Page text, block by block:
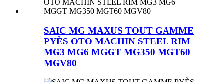
SAIC MG MAXUS TOUT GAMME
PYÈS OTO MACHIN STEEL RIM
MG3 MG6 MGGT MG350 MGT60
MGV80